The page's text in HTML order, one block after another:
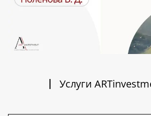
Услуги